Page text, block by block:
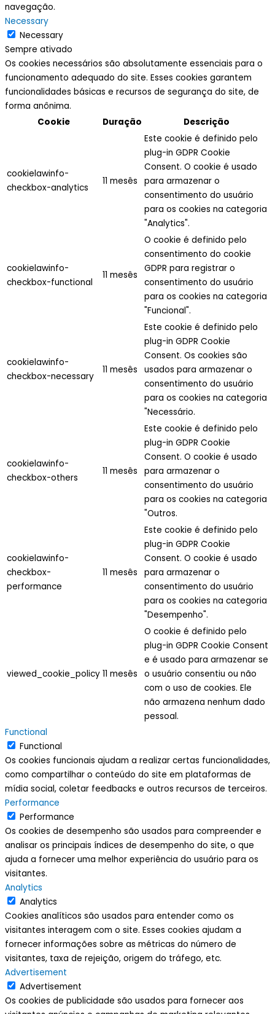
navegação.
Necessary
Necessary
Sempre ativado
Os cookies necessários são absolutamente essenciais para o
funcionamento adequado do site. Esses cookies garantem
funcionalidades básicas e recursos de segurança do site, de
forma anônima.
Cookie
Duração Descrição
cookielawinfo-
checkbox-analytics
11 mesês
Este cookie é definido pelo
plug-in GDPR Cookie
Consent. O cookie é usado
para armazenar o
consentimento do usuário
para os cookies na categoria
"Analytics".
cookielawinfo-
checkbox-functional
11 mesês
O cookie é definido pelo
consentimento do cookie
GDPR para registrar o
consentimento do usuário
para os cookies na categoria
"Funcional".
cookielawinfo-
checkbox-necessary
11 mesês
Este cookie é definido pelo
plug-in GDPR Cookie
Consent. Os cookies são
usados para armazenar o
consentimento do usuário
para os cookies na categoria
"Necessário.
cookielawinfo-
checkbox-others
11 mesês
Este cookie é definido pelo
plug-in GDPR Cookie
Consent. O cookie é usado
para armazenar o
consentimento do usuário
para os cookies na categoria
"Outros.
cookielawinfo-
checkbox-
performance
11 mesês
Este cookie é definido pelo
plug-in GDPR Cookie
Consent. O cookie é usado
para armazenar o
consentimento do usuário
para os cookies na categoria
"Desempenho".
viewed_cookie_policy 11 mesês
O cookie é definido pelo
plug-in GDPR Cookie Consent
e é usado para armazenar se
o usuário consentiu ou não
com o uso de cookies. Ele
não armazena nenhum dado
pessoal.
Functional
Functional
Os cookies funcionais ajudam a realizar certas funcionalidades,
como compartilhar o conteúdo do site em plataformas de
mídia social, coletar feedbacks e outros recursos de terceiros.
Performance
Performance
Os cookies de desempenho são usados para compreender e
analisar os principais índices de desempenho do site, o que
ajuda a fornecer uma melhor experiência do usuário para os
visitantes.
Analytics
Analytics
Cookies analíticos são usados para entender como os
visitantes interagem com o site. Esses cookies ajudam a
fornecer informações sobre as métricas do número de
visitantes, taxa de rejeição, origem do tráfego, etc.
Advertisement
Advertisement
Os cookies de publicidade são usados para fornecer aos